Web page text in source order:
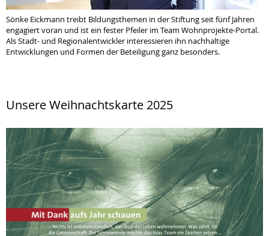
Sönke Eickmann treibt Bildungsthemen in der Stiftung seit fünf Jahren
engagiert voran und ist ein fester Pfeiler im Team Wohnprojekte-Portal.
Als Stadt- und Regionalentwickler interessieren ihn nachhaltige
Entwicklungen und Formen der Beteiligung ganz besonders.
Unsere Weihnachtskarte 2025